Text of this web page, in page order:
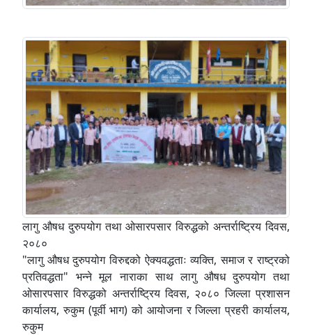
लागु औषध दुरुपयोग तथा ओसारपसार विरुद्धको अन्तर्राष्ट्रिय दिवस,
२०८०
"लागु औषध दुरुपयोग विरुद्दको ऐक्यवद्धताः व्यक्ति, समाज र राष्ट्रको
प्रतिवद्धता" भन्ने मूल नाराका साथ लागु औषध दुरुपयोग तथा
ओसारपसार विरुद्धको अन्तर्राष्ट्रिय दिवस, २०८० जिल्ला प्रशासन
कार्यालय, रुकुम (पूर्वी भाग) को आयोजना र जिल्ला प्रहरी कार्यालय,
रुकुम